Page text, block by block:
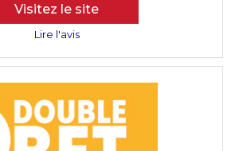
Visitez le site
Lire l'avis